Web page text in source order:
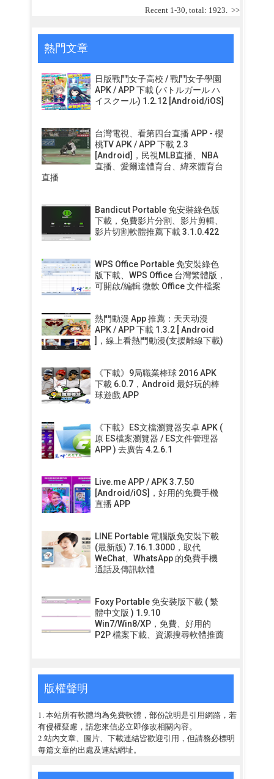
Recent 1-30, total: 1923. >>
熱門文章
日版戰鬥女子高校 / 戰鬥女子學園
APK / APP 下載 (バトルガール ハ
イスクール) 1.2.12 [Android/iOS]
台灣電視、看第四台直播 APP - 櫻
桃TV APK / APP 下載 2.3
[Android]，民視MLB直播、NBA
直播、愛爾達體育台、緯來體育台
直播
Bandicut Portable 免安裝綠色版
下載，免費影片分割、影片剪輯、
影片切割軟體推薦下載 3.1.0.422
WPS Office Portable 免安裝綠色
版下載、WPS Office 台灣繁體版，
可開啟/編輯 微軟 Office 文件檔案
熱門動漫 App 推薦：天天动漫
APK / APP 下載 1.3.2 [ Android
]，線上看熱門動漫(支援離線下載)
《下載》9局職業棒球 2016 APK
下載 6.0.7，Android 最好玩的棒
球遊戲 APP
《下載》ES文檔瀏覽器安卓 APK (
原 ES檔案瀏覽器 / ES文件管理器
APP ) 去廣告 4.2.6.1
Live.me APP / APK 3.7.50
[Android/iOS]，好用的免費手機
直播 APP
LINE Portable 電腦版免安裝下載
(最新版) 7.16.1.3000，取代
WeChat、WhatsApp 的免費手機
通話及傳訊軟體
Foxy Portable 免安裝版下載 ( 繁
體中文版 ) 1.9.10
Win7/Win8/XP，免費、好用的
P2P 檔案下載、資源搜尋軟體推薦
版權聲明
1. 本站所有軟體均為免費軟體，部份說明是引用網路，若
有侵權疑慮，請您來信必立即修改相關內容。
2.站內文章、圖片、下載連結皆歡迎引用，但請務必標明
每篇文章的出處及連結網址。